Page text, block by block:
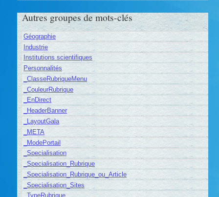
Autres groupes de mots-clés
Géographie
Industrie
Institutions scientifiques
Personnalités
_ClasseRubriqueMenu
_CouleurRubrique
_EnDirect
_HeaderBanner
_LayoutGala
_META
_ModePortail
_Specialisation
_Specialisation_Rubrique
_Specialisation_Rubrique_ou_Article
_Specialisation_Sites
_TypeRubrique